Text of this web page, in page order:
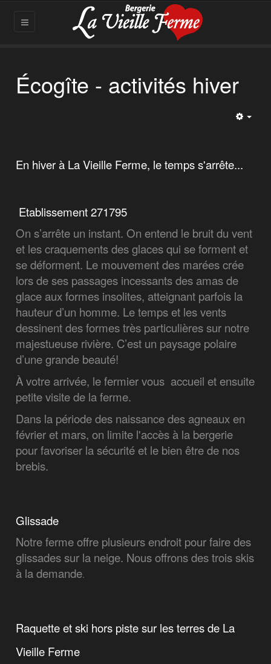
Écogîte - activités hiver
En hiver à La Vieille Ferme, le temps s'arrête...
Etablissement 271795
On s’arrête un instant. On entend le bruit du vent
et les craquements des glaces qui se forment et
se déforment. Le mouvement des marées crée
lors de ses passages incessants des amas de
glace aux formes insolites, atteignant parfois la
hauteur d’un homme. Le temps et les vents
dessinent des formes très particulières sur notre
majestueuse rivière. C’est un paysage polaire
d’une grande beauté!
À votre arrivée, le fermier vous accueil et ensuite
petite visite de la ferme.
Dans la période des naissance des agneaux en
février et mars, on limite l'accès à la bergerie
pour favoriser la sécurité et le bien être de nos
brebis.
Glissade
Notre ferme offre plusieurs endroit pour faire des
glissades sur la neige. Nous offrons des trois skis
à la demande.
Raquette et ski hors piste sur les terres de La
Vieille Ferme